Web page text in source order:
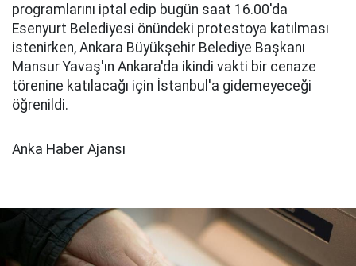
programlarını iptal edip bugün saat 16.00'da
Esenyurt Belediyesi önündeki protestoya katılması
istenirken, Ankara Büyükşehir Belediye Başkanı
Mansur Yavaş'ın Ankara'da ikindi vakti bir cenaze
törenine katılacağı için İstanbul'a gidemeyeceği
öğrenildi.
Anka Haber Ajansı